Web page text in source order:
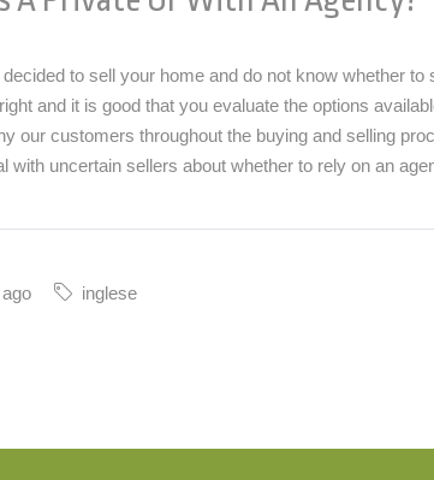
to sell your home and do not know whether
and it is good that you evaluate the options
our customers throughout the buying and selling
with uncertain sellers about whether to rely on an
inglese